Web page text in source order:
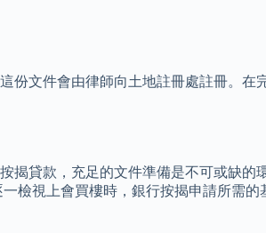
文件會由律師向土地註冊處註冊。
貸款，充足的文件準備是不可或缺
視上會買樓時，銀行按揭申請所需的